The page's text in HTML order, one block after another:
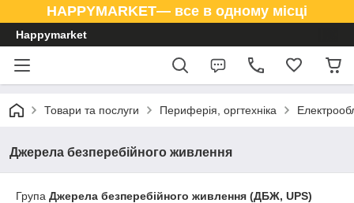
HAPPYMARKET— все в одному місці
Happymarket
Товари та послуги Периферія, оргтехніка
Джерела безперебійного живлення
Група Джерела безперебійного живлення (ДБЖ, UPS)